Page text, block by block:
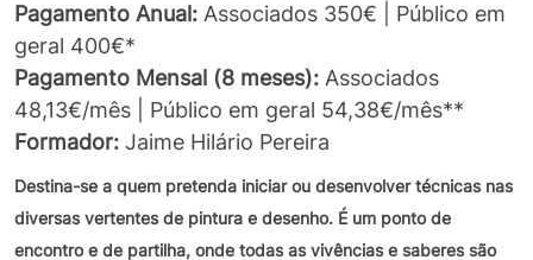
Pagamento Anual: Associados 350€ | Público em
geral 400€*
Pagamento Mensal (8 meses): Associados
48,13€/mês | Público em geral 54,38€/mês**
Formador: Jaime Hilário Pereira
Destina-se a quem pretenda iniciar ou desenvolver técnicas nas
diversas vertentes de pintura e desenho. É um ponto de
encontro e de partilha, onde todas as vivências e saberes são